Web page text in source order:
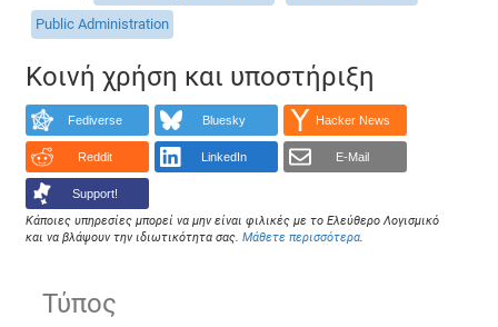
Public Administration
Κοινή χρήση και υποστήριξη
Fediverse Bluesky Hacker News
Reddit LinkedIn E-Mail
Support!
Κάποιες υπηρεσίες μπορεί να μην είναι φιλικές με το Ελεύθερο Λογισμικό
και να βλάψουν την ιδιωτικότητα σας.Μάθετε περισσότερα.
Τύπος